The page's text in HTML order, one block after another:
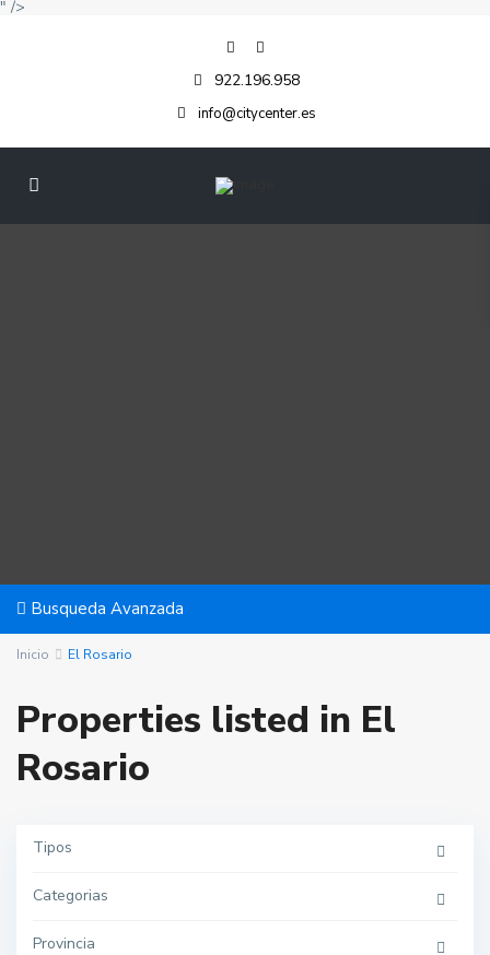
" />
922.196.958
info@citycenter.es
Busqueda Avanzada
Inicio El Rosario
Properties listed in El
Rosario
Tipos
Categorias
Provincia